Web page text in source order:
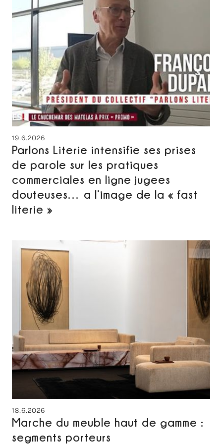
19.6.2026
Parlons Literie intensifie ses prises
de parole sur les pratiques
commerciales en ligne jugees
douteuses… a l’image de la « fast
literie »
18.6.2026
Marche du meuble haut de gamme :
segments porteurs